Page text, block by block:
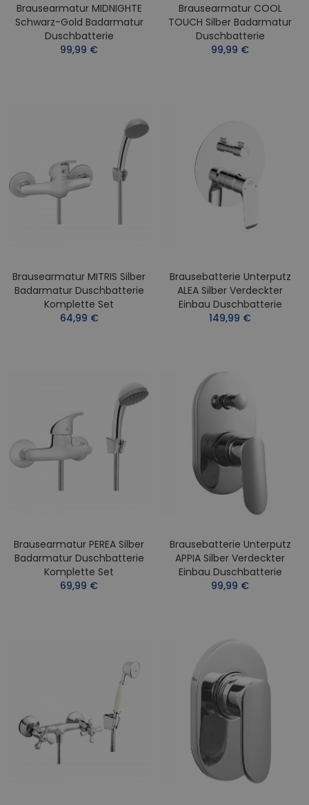
Brausearmatur MIDNIGHTE
Schwarz-Gold Badarmatur
Duschbatterie
99,99 €
Brausearmatur COOL
TOUCH Silber Badarmatur
Duschbatterie
99,99 €
Brausearmatur MITRIS Silber
Badarmatur Duschbatterie
Komplette Set
64,99 €
Brausebatterie Unterputz
ALEA Silber Verdeckter
Einbau Duschbatterie
149,99 €
Brausearmatur PEREA Silber
Badarmatur Duschbatterie
Komplette Set
69,99 €
Brausebatterie Unterputz
APPIA Silber Verdeckter
Einbau Duschbatterie
99,99 €